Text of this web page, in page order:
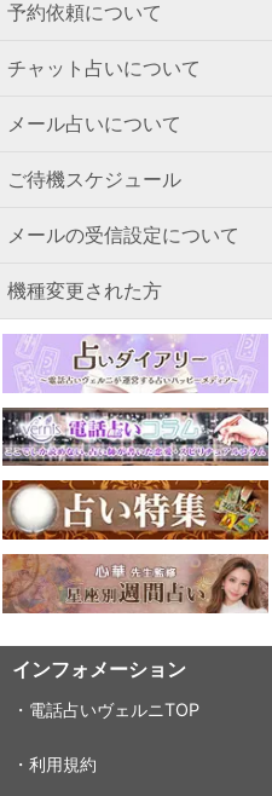
予約依頼について
チャット占いについて
メール占いについて
ご待機スケジュール
メールの受信設定について
機種変更された方
インフォメーション
・電話占いヴェルニTOP
・利用規約